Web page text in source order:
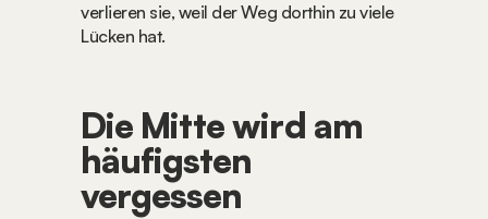
verlieren sie, weil der Weg dorthin zu viele
Lücken hat.
Die Mitte wird am
häufigsten
vergessen